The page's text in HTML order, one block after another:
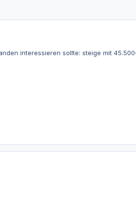
interessieren sollte: steige mit